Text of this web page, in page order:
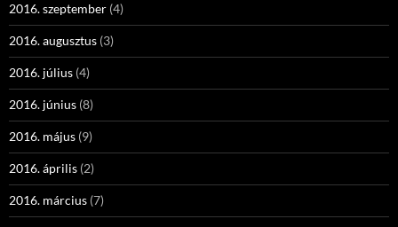
2016. szeptember (4)
2016. augusztus (3)
2016. július (4)
2016. június (8)
2016. május (9)
2016. április (2)
2016. március (7)